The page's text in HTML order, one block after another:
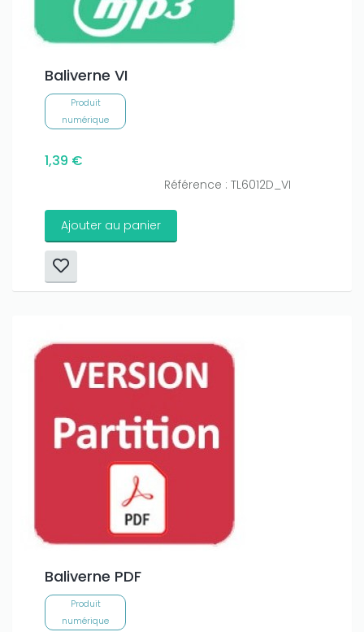
Baliverne VI
Produit
numérique
1,39 €
Référence : TL6012D_VI
Ajouter au panier
Baliverne PDF
Produit
numérique